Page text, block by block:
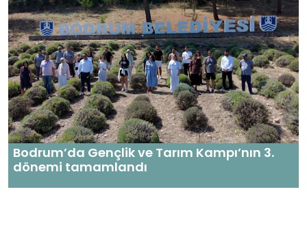
Bodrum’da Gençlik ve Tarım Kampı’nın 3.
dönemi tamamlandı